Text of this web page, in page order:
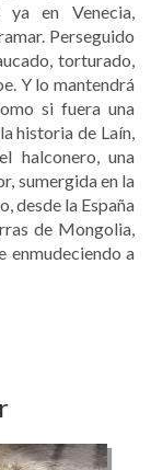
ya en Venecia,
Perseguido
torturado,
Y lo mantendrá
si fuera una
historia de Laín,
halconero, una
sumergida en la
desde la España
de Mongolia,
enmudeciendo a